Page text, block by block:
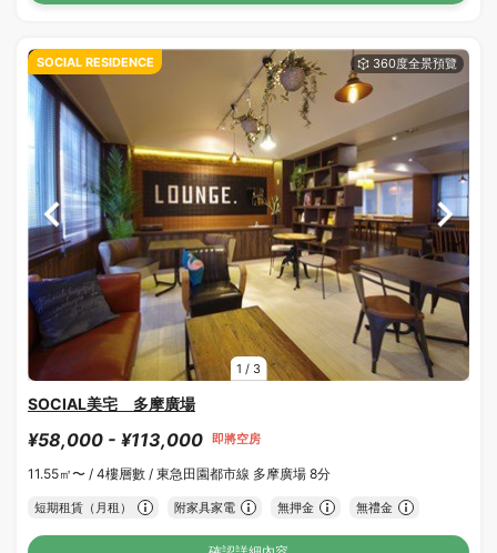
1 / 3
SOCIAL RESIDENCE
SOCIAL美宅 多摩廣場
¥58,000 - ¥113,000 即將空房
11.55㎡〜 / 4樓層數 / 東急田園都市線 多摩廣場 8分
短期租賃（月租） 附家具家電 無押金 無禮金